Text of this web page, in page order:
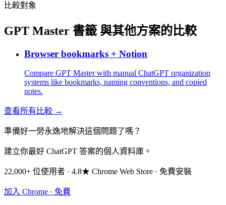
比較對象
GPT Master 書籤 與其他方案的比較
Browser bookmarks + Notion
Compare GPT Master with manual ChatGPT organization
systems like bookmarks, naming conventions, and copied
notes.
查看所有比較 →
準備好一勞永逸地解決這個問題了嗎？
建立你最好 ChatGPT 答案的個人資料庫。
22,000+ 位使用者 · 4.8★ Chrome Web Store · 免費安裝
加入 Chrome · 免費